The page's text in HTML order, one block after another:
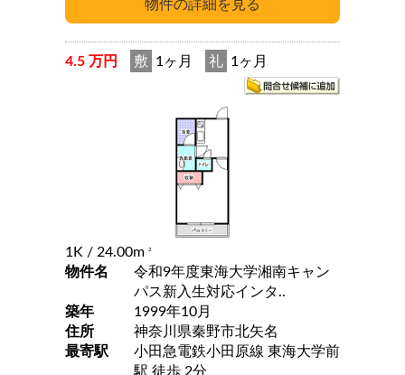
4.5 万円 敷 1ヶ月 礼 1ヶ月
1K / 24.00m 2
物件名
令和9年度東海大学湘南キャン
パス新入生対応インタ..
築年
1999年10月
住所
神奈川県秦野市北矢名
最寄駅
小田急電鉄小田原線 東海大学前
駅 徒歩 2分